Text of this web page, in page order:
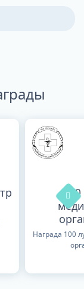
Награда 100